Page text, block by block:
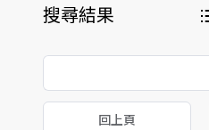
搜尋結果
回上頁